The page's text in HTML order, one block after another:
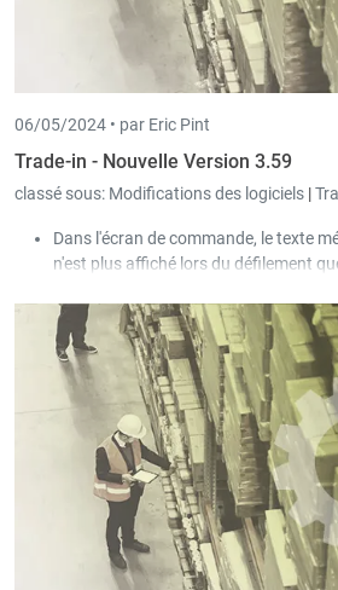
06/05/2024 • par Eric Pint
Trade-in - Nouvelle Version 3.59
classé sous: Modifications des logiciels |
Dans l'écran de commande, le texte
n'est plus affiché lors du défilement
Il est désormais possible de définir de
champs obligatoires lors de la saisie
articles, des clients et des